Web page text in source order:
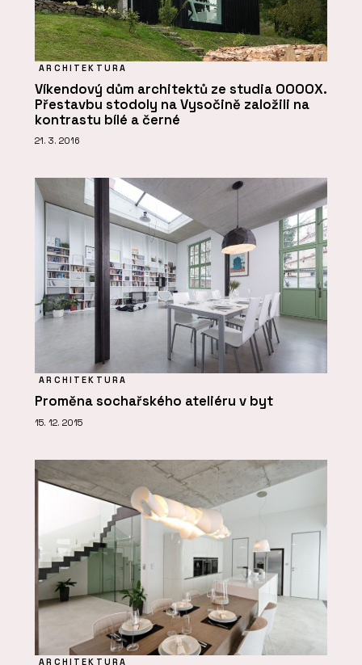
ARCHITEKTURA
Víkendový dům architektů ze studia OOOOX.
Přestavbu stodoly na Vysočině založili na
kontrastu bílé a černé
21. 3. 2016
ARCHITEKTURA
Proměna sochařského ateliéru v byt
15. 12. 2015
ARCHITEKTURA